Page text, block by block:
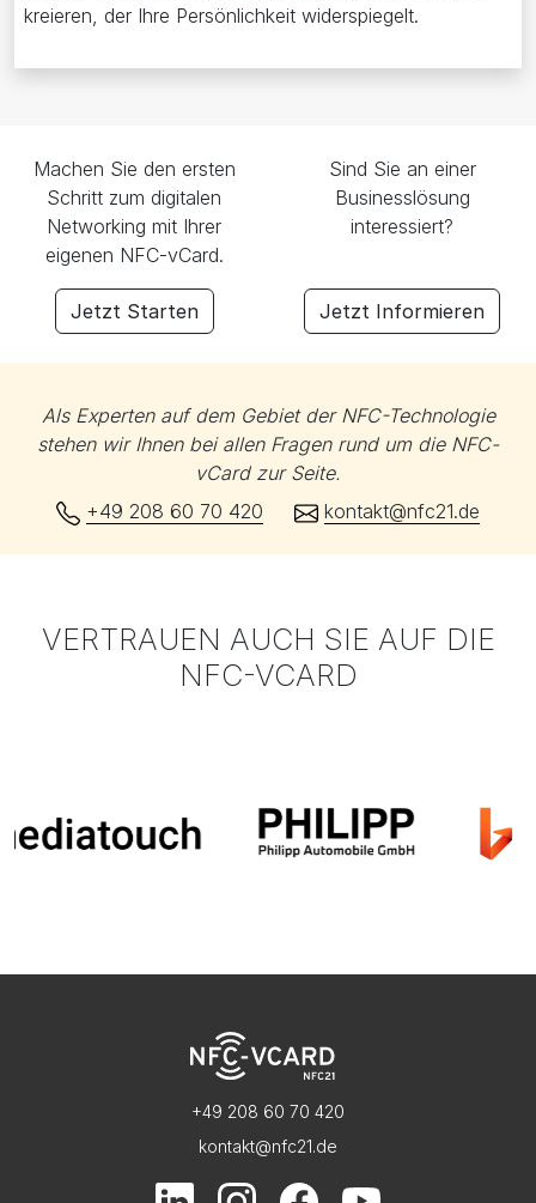
kreieren, der Ihre Persönlichkeit widerspiegelt.
Machen Sie den ersten
Schritt zum digitalen
Networking mit Ihrer
eigenen NFC-vCard.
Jetzt Starten
Sind Sie an einer
Businesslösung
interessiert?
Jetzt Informieren
Als Experten auf dem Gebiet der NFC-Technologie
stehen wir Ihnen bei allen Fragen rund um die NFC-
vCard zur Seite.
+49 208 60 70 420
kontakt@nfc21.de
VERTRAUEN AUCH SIE AUF DIE
NFC-VCARD
+49 208 60 70 420
kontakt@nfc21.de